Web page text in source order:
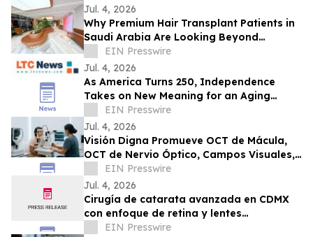
Jul. 4, 2026
Why Premium Hair Transplant Patients in
Saudi Arabia Are Looking Beyond
Reputation
EIN Presswire
Jul. 4, 2026
As America Turns 250, Independence
Takes on New Meaning for an Aging
NationEIN Presswire
Jul. 4, 2026
Visión Digna Promueve OCT de Mácula,
OCT de Nervio Óptico, Campos Visuales,
Topografía y Retinografía en CDMX
EIN Presswire
Jul. 4, 2026
Cirugía de catarata avanzada en CDMX
con enfoque de retina y lentes
intraoculares para visión de lejos y cerca
EIN Presswire